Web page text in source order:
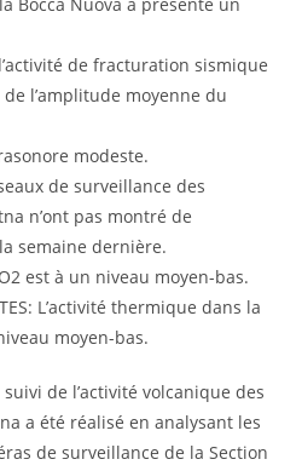
de fracturation sismique
l’amplitude moyenne du
modeste.
de surveillance des
n’ont pas montré de
semaine dernière.
est à un niveau moyen-bas.
L’activité thermique dans la
moyen-bas.
de l’activité volcanique des
a été réalisé en analysant les
de surveillance de la Section